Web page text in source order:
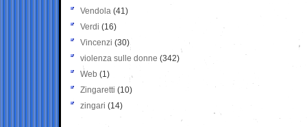
Vendola (41)
Verdi (16)
Vincenzi (30)
violenza sulle donne (342)
Web (1)
Zingaretti (10)
zingari (14)